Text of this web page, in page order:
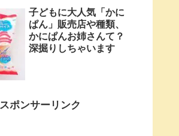
子どもに大人気「かに
ぱん」販売店や種類、
かにぱんお姉さんて？
深掘りしちゃいます
スポンサーリンク